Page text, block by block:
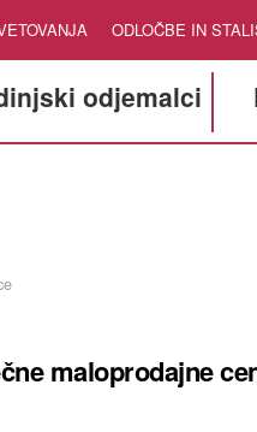
ODLOČBE IN
odjemalci
maloprodajne